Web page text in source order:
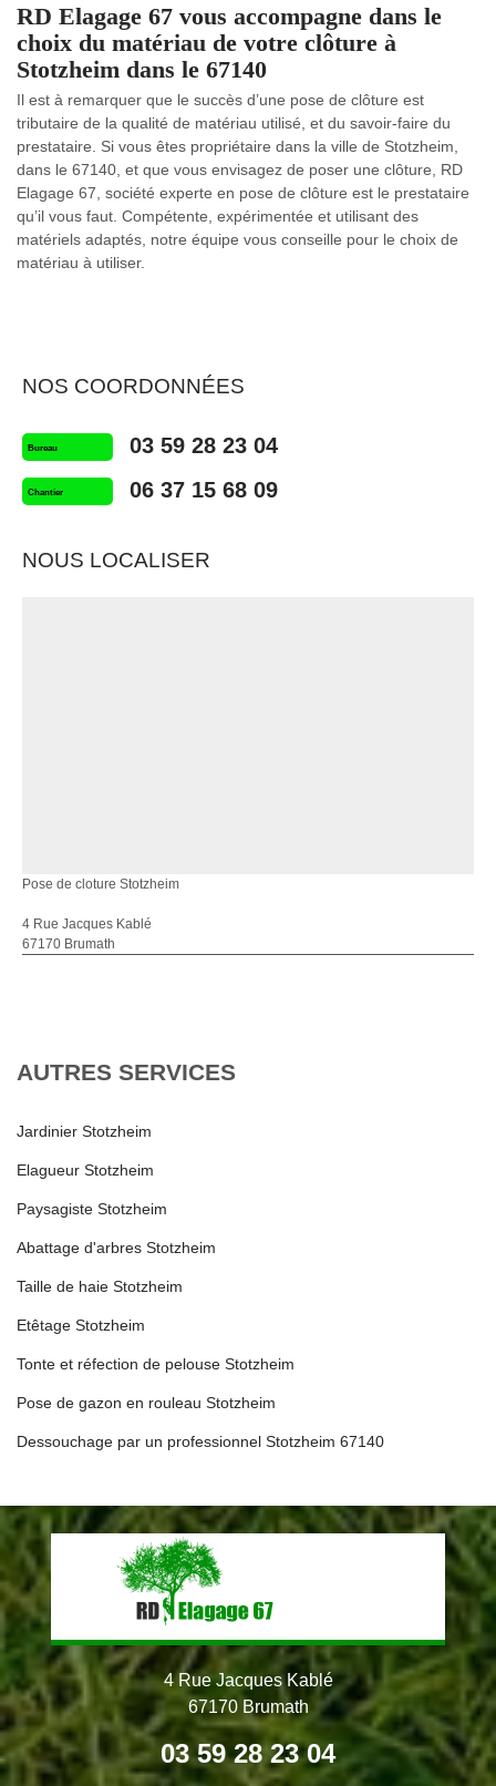
RD Elagage 67 vous accompagne dans le
choix du matériau de votre clôture à
Stotzheim dans le 67140
Il est à remarquer que le succès d’une pose de clôture est
tributaire de la qualité de matériau utilisé, et du savoir-faire du
prestataire. Si vous êtes propriétaire dans la ville de Stotzheim,
dans le 67140, et que vous envisagez de poser une clôture, RD
Elagage 67, société experte en pose de clôture est le prestataire
qu’il vous faut. Compétente, expérimentée et utilisant des
matériels adaptés, notre équipe vous conseille pour le choix de
matériau à utiliser.
NOS COORDONNÉES
Bureau 03 59 28 23 04
Chantier 06 37 15 68 09
NOUS LOCALISER
Pose de cloture Stotzheim
4 Rue Jacques Kablé
67170 Brumath
AUTRES SERVICES
Jardinier Stotzheim
Elagueur Stotzheim
Paysagiste Stotzheim
Abattage d'arbres Stotzheim
Taille de haie Stotzheim
Etêtage Stotzheim
Tonte et réfection de pelouse Stotzheim
Pose de gazon en rouleau Stotzheim
Dessouchage par un professionnel Stotzheim 67140
4 Rue Jacques Kablé
67170 Brumath
03 59 28 23 04